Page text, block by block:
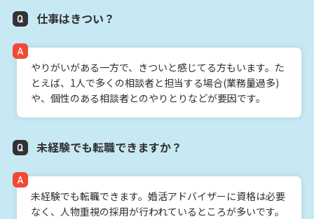
仕事はきつい？
やりがいがある一方で、きついと感じてる方もいます。た
とえば、1人で多くの相談者と担当する場合(業務量過多)
や、個性のある相談者とのやりとりなどが要因です。
未経験でも転職できますか？
未経験でも転職できます。婚活アドバイザーに資格は必要
なく、人物重視の採用が行われているところが多いです。